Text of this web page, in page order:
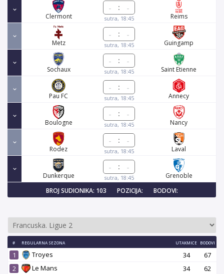
Clermont
:
sutra, 18:45 Reims
Metz
:
sutra, 18:45 Guingamp
Sochaux
:
sutra, 18:45 Saint Etienne
Pau FC
:
sutra, 18:45 Annecy
Boulogne
:
sutra, 18:45 Nancy
Rodez
:
sutra, 18:45 Laval
Dunkerque
:
sutra, 18:45
Grenoble
BROJ SUDIONIKA: 103
POZICIJA: BODOVI:
# REGULARNA SEZONA UTAKMICE BODOVI
1 Troyes 34
67
2
Le Mans 34
62